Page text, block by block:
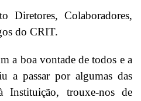
Diretores, Colaboradores,
do CRIT.
a boa vontade de todos e a
a passar por algumas das
Instituição, trouxe-nos de